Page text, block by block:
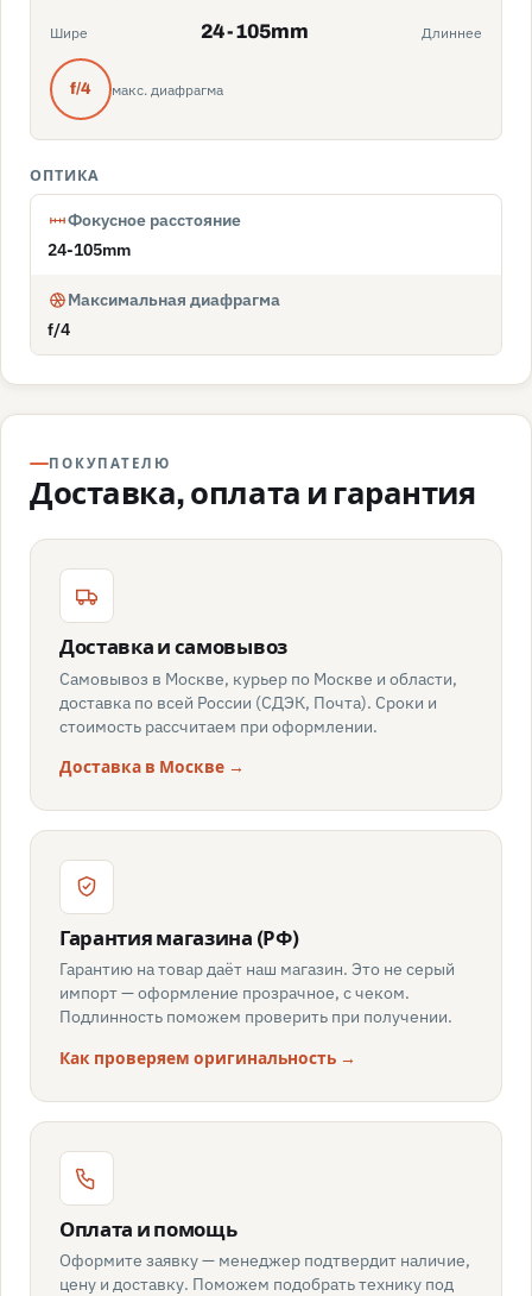
Шире 24-105mm Длиннее
f/4 макс. диафрагма
ОПТИКА
Фокусное расстояние
24-105mm
Максимальная диафрагма
f/4
ПОКУПАТЕЛЮ
Доставка, оплата и гарантия
Доставка и самовывоз
Самовывоз в Москве, курьер по Москве и области,
доставка по всей России (СДЭК, Почта). Сроки и
стоимость рассчитаем при оформлении.
Доставка в Москве →
Гарантия магазина (РФ)
Гарантию на товар даёт наш магазин. Это не серый
импорт — оформление прозрачное, с чеком.
Подлинность поможем проверить при получении.
Как проверяем оригинальность →
Оплата и помощь
Оформите заявку — менеджер подтвердит наличие,
цену и доставку. Поможем подобрать технику под